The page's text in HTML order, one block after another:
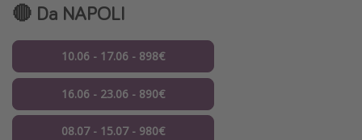
🔴 Da NAPOLI
10.06 - 17.06 - 898€
16.06 - 23.06 - 890€
08.07 - 15.07 - 980€